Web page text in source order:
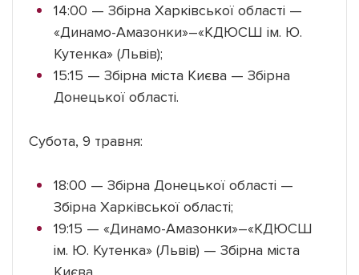
14:00 — Збірна Харківської області —
«Динамо-Амазонки»–«КДЮСШ ім. Ю.
Кутенка» (Львів);
15:15 — Збірна міста Києва — Збірна
Донецької області.
Субота, 9 травня:
18:00 — Збірна Донецької області —
Збірна Харківської області;
19:15 — «Динамо-Амазонки»–«КДЮСШ
ім. Ю. Кутенка» (Львів) — Збірна міста